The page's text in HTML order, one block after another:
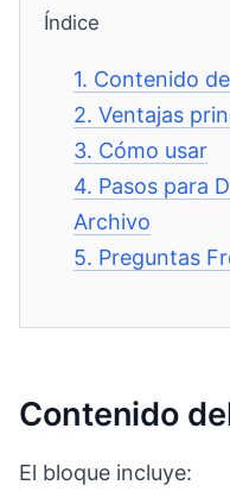
Índice
1. Contenido
2.Ventajas
3. Cómo usar
4. Pasos para
Archivo
5. Preguntas
Contenido
El bloque incluye: